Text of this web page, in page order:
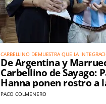
CARBELLINO DEMUESTRA QUE LA
EXPLICA: SE VIVE. كاربيّينو تُثبت أن الاندماج الحقيقي لا يحتاج إلى
شرح… بل يُعاش
De Argentina y
Carbellino de Sayago:
Hanna ponen rostro a
mujer rural. من الأرجنتين والمغرب
PACO COLMENERO